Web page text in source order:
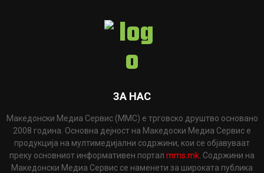
ЗА НАС
Македонски Медиа Сервис (ММС) е трговско друштво основано
2008 година. Основна дејност на Македоски Медиа Сервис е
продукција на мултимедијални содржини, кои се објавуваат
преку основниот информативен портал mms.mk . Содржини на
Македонски Медиа Сервис се наменети за широката публика